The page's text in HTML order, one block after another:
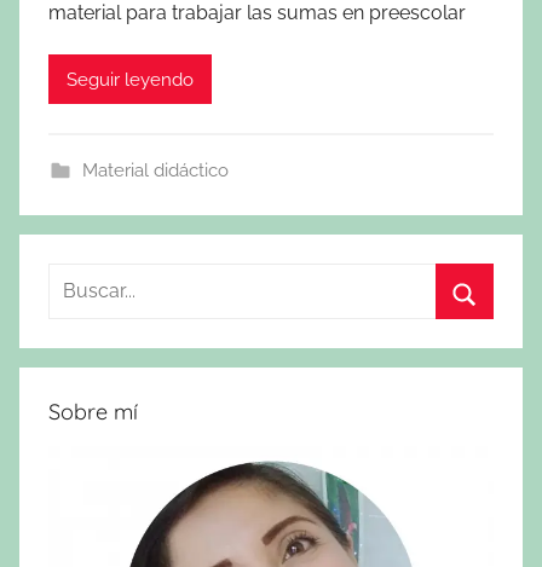
material para trabajar las sumas en preescolar
Seguir leyendo
Material didáctico
Buscar:
Sobre mí